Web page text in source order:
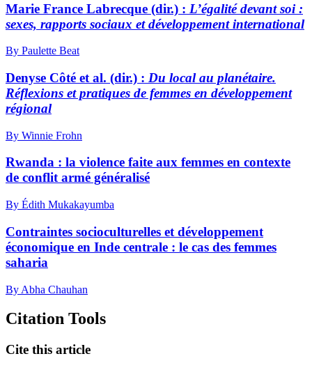
Marie France Labrecque (dir.) : L’égalité devant soi :
sexes, rapports sociaux et développement international
By Paulette Beat
Denyse Côté et al. (dir.) : Du local au planétaire.
Réflexions et pratiques de femmes en développement
régional
By Winnie Frohn
Rwanda : la violence faite aux femmes en contexte
de conflit armé généralisé
By Édith Mukakayumba
Contraintes socioculturelles et développement
économique en Inde centrale : le cas des femmes
saharia
By Abha Chauhan
Citation Tools
Cite this article